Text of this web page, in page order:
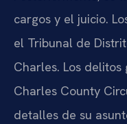
cargos y el juicio.
el Tribunal de
Charles. Los
Charles County
detalles de su